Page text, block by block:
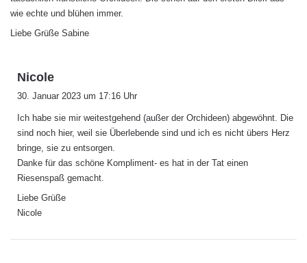
wie echte und blühen immer.
Liebe Grüße Sabine
Nicole
t
:
30. Januar 2023 um 17:16 Uhr
Ich habe sie mir weitestgehend (außer der Orchideen) abgewöhnt. Die
sind noch hier, weil sie Überlebende sind und ich es nicht übers Herz
bringe, sie zu entsorgen.
Danke für das schöne Kompliment- es hat in der Tat einen
Riesenspaß gemacht.
Liebe Grüße
Nicole